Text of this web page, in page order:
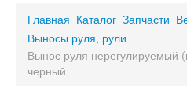
Главная Каталог Запчасти
Выносы руля, рули
Вынос руля нерегулируемый
черный